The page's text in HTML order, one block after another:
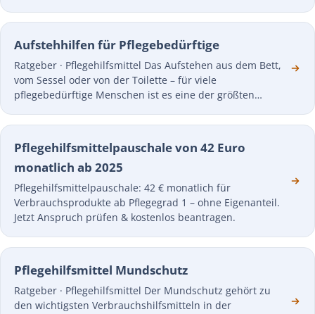
Aufstehhilfen für Pflegebedürftige
Ratgeber · Pflegehilfsmittel Das Aufstehen aus dem Bett,
vom Sessel oder von der Toilette – für viele
pflegebedürftige Menschen ist es eine der größten…
Pflegehilfsmittelpauschale von 42 Euro
monatlich ab 2025
Pflegehilfsmittelpauschale: 42 € monatlich für
Verbrauchsprodukte ab Pflegegrad 1 – ohne Eigenanteil.
Jetzt Anspruch prüfen & kostenlos beantragen.
Pflegehilfsmittel Mundschutz
Ratgeber · Pflegehilfsmittel Der Mundschutz gehört zu
den wichtigsten Verbrauchshilfsmitteln in der